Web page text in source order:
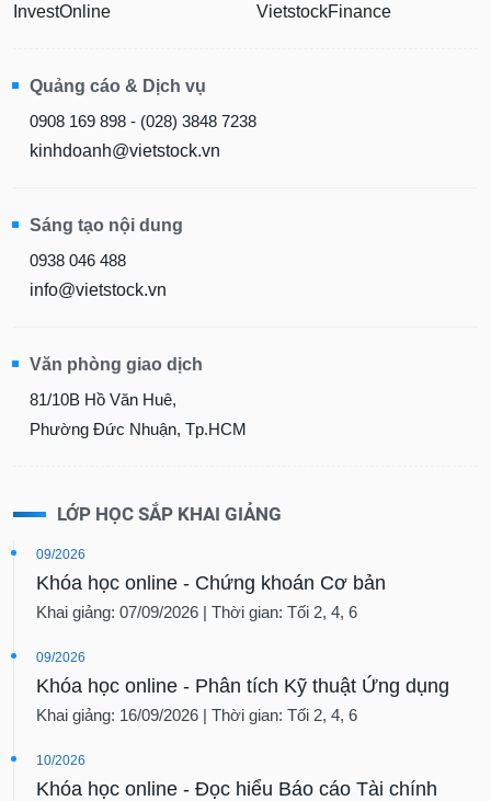
InvestOnline
VietstockFinance
Quảng cáo & Dịch vụ
0908 169 898 - (028) 3848 7238
kinhdoanh@vietstock.vn
Sáng tạo nội dung
0938 046 488
info@vietstock.vn
Văn phòng giao dịch
81/10B Hồ Văn Huê,
Phường Đức Nhuận, Tp.HCM
LỚP HỌC SẮP KHAI GIẢNG
09/2026
Khóa học online - Chứng khoán Cơ bản
Khai giảng: 07/09/2026 | Thời gian: Tối 2, 4, 6
09/2026
Khóa học online - Phân tích Kỹ thuật Ứng dụng
Khai giảng: 16/09/2026 | Thời gian: Tối 2, 4, 6
10/2026
Khóa học online - Đọc hiểu Báo cáo Tài chính